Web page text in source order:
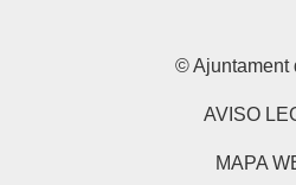
© Ajuntament
AVISO
MAPA